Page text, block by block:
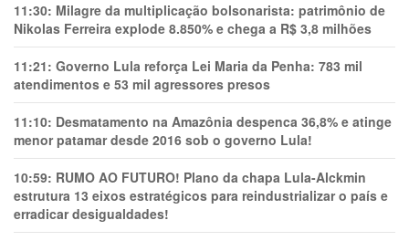
11:30: Milagre da multiplicação bolsonarista: patrimônio de
Nikolas Ferreira explode 8.850% e chega a R$ 3,8 milhões
11:21: Governo Lula reforça Lei Maria da Penha: 783 mil
atendimentos e 53 mil agressores presos
11:10: Desmatamento na Amazônia despenca 36,8% e atinge
menor patamar desde 2016 sob o governo Lula!
10:59: RUMO AO FUTURO! Plano da chapa Lula-Alckmin
estrutura 13 eixos estratégicos para reindustrializar o país e
erradicar desigualdades!